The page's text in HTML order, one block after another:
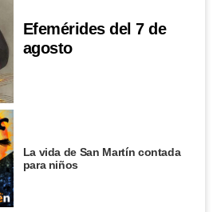
Efemérides del 7 de
agosto
La vida de San Martín contada
para niños